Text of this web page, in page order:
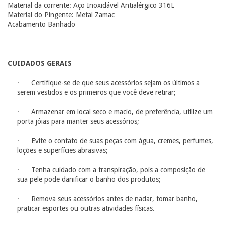
Material da corrente: Aço Inoxidável Antialérgico 316L
Material do Pingente: Metal Zamac
Acabamento Banhado
CUIDADOS GERAIS
· Certifique-se de que seus acessórios sejam os últimos a
serem vestidos e os primeiros que você deve retirar;
· Armazenar em local seco e macio, de preferência, utilize um
porta jóias para manter seus acessórios;
· Evite o contato de suas peças com água, cremes, perfumes,
loções e superfícies abrasivas;
· Tenha cuidado com a transpiração, pois a composição de
sua pele pode danificar o banho dos produtos;
· Remova seus acessórios antes de nadar, tomar banho,
praticar esportes ou outras atividades físicas.